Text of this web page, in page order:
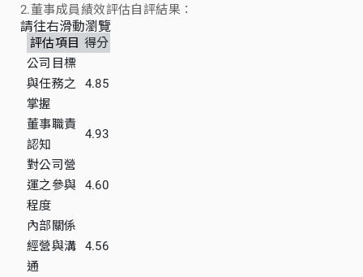
2.董事成員績效評估自評結果：
請往右滑動瀏覽
評估項目 得分
公司目標
與任務之
掌握
4.85
董事職責
認知
4.93
對公司營
運之參與
程度
4.60
內部關係
經營與溝
通
4.56